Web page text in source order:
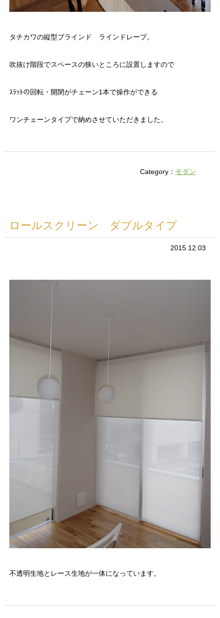
タチカワの縦型ブラインド ラインドレープ。
吹抜け階段でスペースの狭いところに設置しますので
ｽﾗｯﾄの回転・開閉がチェーン1本で操作ができる
ワンチェーンタイプで納めさせていただきました。
Category： モダン
ロールスクリーン ダブルタイプ
2015.12.03
不透明生地とレース生地が一体になっています。